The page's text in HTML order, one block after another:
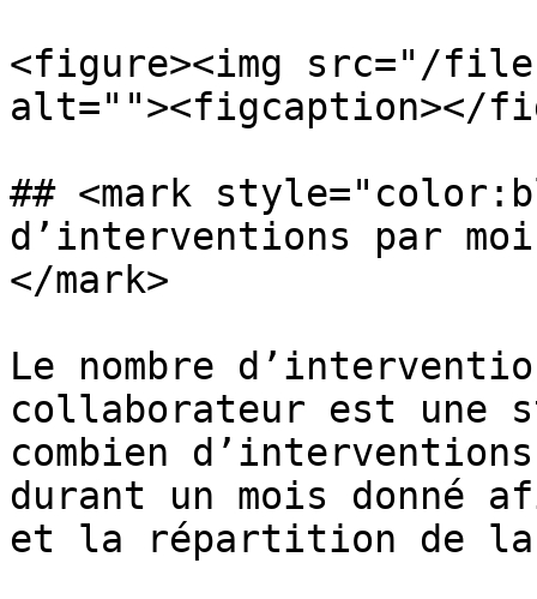
<figure><img src="/files/
alt=""><figcaption></
## <mark
d’interventions par
</mark>
Le nombre
collaborateur est une
combien
durant un mois donné
et la répartition de